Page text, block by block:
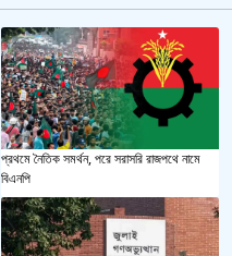
প্রথমে নৈতিক সমর্থন, পরে সরাসরি রাজপথে নামে
বিএনপি